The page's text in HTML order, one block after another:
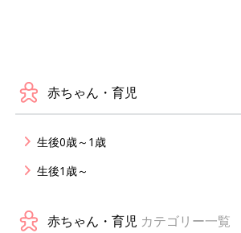
赤ちゃん・育児
生後0歳～1歳
生後1歳～
赤ちゃん・育児 カテゴリー一覧